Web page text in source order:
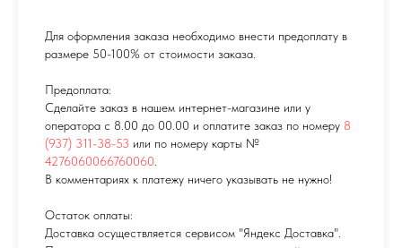
Для оформления заказа необходимо внести предоплату в
размере 50-100% от стоимости заказа.
Предоплата:
Сделайте заказ в нашем интернет-магазине или у
оператора с 8.00 до 00.00 и оплатите заказ по номеру 8
(937) 311-38-53 или по номеру карты №
4276060066760060
В комментариях к платежу ничего указывать не нужно!
Остаток оплаты:
Доставка осуществляется сервисом "Яндекс Доставка".